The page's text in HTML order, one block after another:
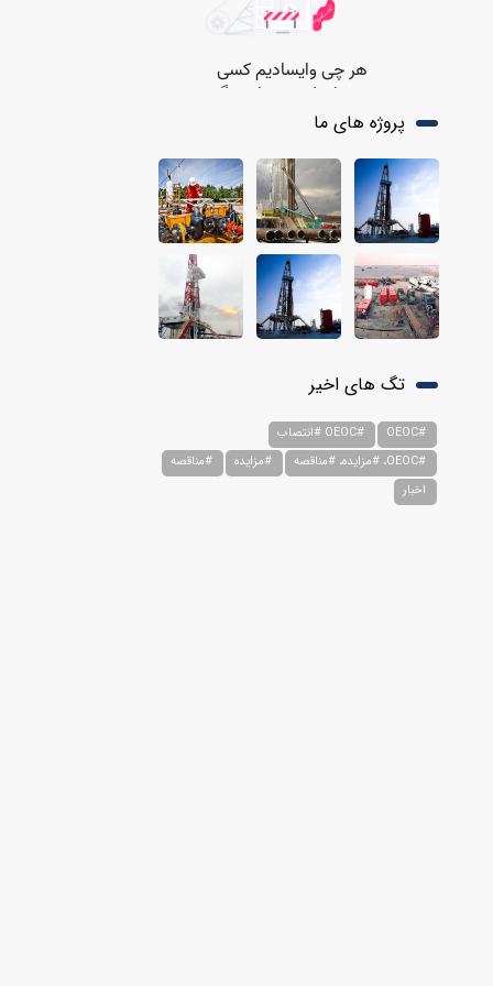
پروژه های ما
تگ های اخیر
#OEOC
#OEOC #انتصاب
#OEOC، #مزایده، #مناقصه
#مزایده
#مناقصه
اخبار